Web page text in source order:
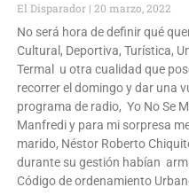
El Disparador 20 marzo, 2022
No será hora de definir qué
Cultural, Deportiva, Turística,
Termal u otra cualidad que
recorrer el domingo y dar una
programa de radio, Yo No Se
Manfredi y para mi sorpresa
marido, Néstor Roberto
durante su gestión habían
Código de ordenamiento